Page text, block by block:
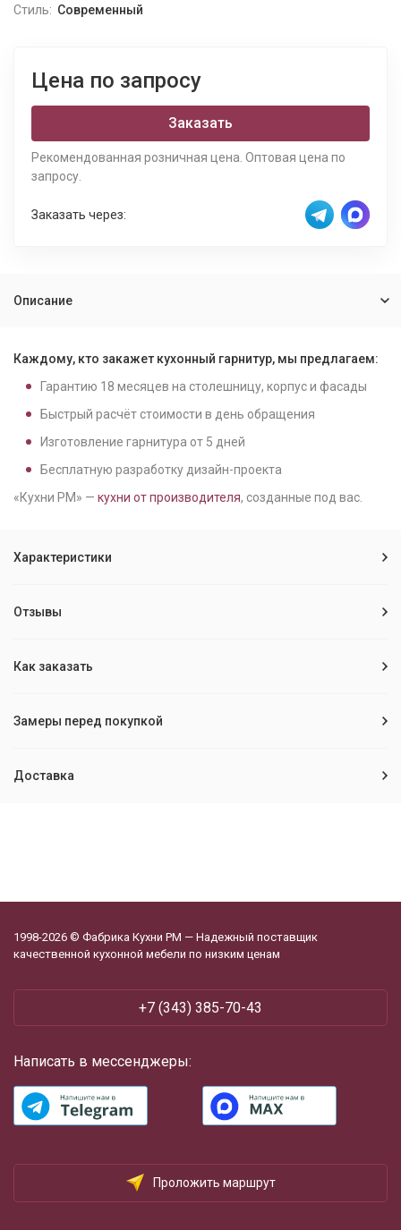
Стиль: Современный
Цена по запросу
Заказать
Рекомендованная розничная цена. Оптовая цена по
запросу.
Заказать через:
Описание
Каждому, кто закажет кухонный гарнитур, мы предлагаем:
Гарантию 18 месяцев на столешницу, корпус и фасады
Быстрый расчёт стоимости в день обращения
Изготовление гарнитура от 5 дней
Бесплатную разработку дизайн-проекта
«Кухни РМ» — кухни от производителя, созданные под вас.
Характеристики
Отзывы
Как заказать
Замеры перед покупкой
Доставка
1998-2026 © Фабрика Кухни РМ — Надежный поставщик
качественной кухонной мебели по низким ценам
+7 (343) 385-70-43
Написать в мессенджеры:
Проложить маршрут